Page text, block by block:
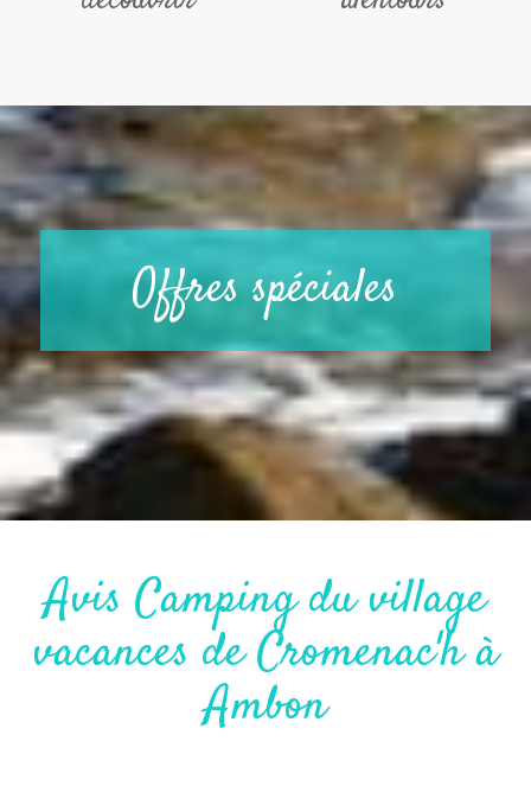
Offres spéciales
Avis Camping du village
vacances de Cromenac'h à
Ambon